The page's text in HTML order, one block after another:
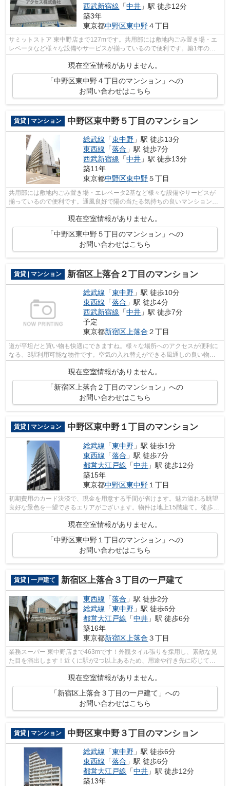
西武新宿線 「中井 」駅 徒歩12分
築3年
東京都中野区東中野４丁目
サミットストア 東中野店まで127mです。共用部には敷地内ごみ置き場・エ
レベータなど様々な設備やサービスが揃っているので便利です。築1年の真
現在空室情報がありません。
「中野区東中野４丁目のマンション」への
お問い合わせはこちら
賃貸 | マンション 中野区東中野５丁目のマンション
総武線 「東中野 」駅 徒歩13分
東西線 「落合 」駅 徒歩7分
西武新宿線 「中井 」駅 徒歩13分
築11年
東京都中野区東中野５丁目
共用部には敷地内ごみ置き場・エレベータ2基など様々な設備やサービスが
揃っているので便利です。通風良好で陽の当たる気持ちの良いマンションを
現在空室情報がありません。
「中野区東中野５丁目のマンション」への
お問い合わせはこちら
賃貸 | マンション 新宿区上落合２丁目のマンション
総武線 「東中野 」駅 徒歩10分
東西線 「落合 」駅 徒歩4分
西武新宿線 「中井 」駅 徒歩7分
予定
東京都新宿区 上落合 ２丁目
道が平坦だと買い物も快適にできますね。様々な場所へのアクセスが便利に
なる、3駅利用可能な物件です。空気の入れ替えができる風通しの良い物件
です。駅から徒歩10分に立地する物件で...
現在空室情報がありません。
「新宿区上落合２丁目のマンション」への
お問い合わせはこちら
賃貸 | マンション 中野区東中野１丁目のマンション
総武線 「東中野 」駅 徒歩1分
東西線 「落合 」駅 徒歩7分
都営大江戸線 「中井 」駅 徒歩12分
築15年
東京都中野区東中野 １丁目
初期費用のカード決済で、現金を用意する手間が省けます。魅力溢れる眺望
良好な景色を一望できるエリアがございます。物件は地上15階建て。徒歩1
現在空室情報がありません。
「中野区東中野１丁目のマンション」への
お問い合わせはこちら
賃貸 | 一戸建て 新宿区上落合３丁目の一戸建て
東西線 「落合 」駅 徒歩2分
総武線 「東中野 」駅 徒歩6分
都営大江戸線 「中井 」駅 徒歩6分
築16年
東京都新宿区 上落合 ３丁目
業務スーパー 東中野店まで463mです！外観タイル張りを採用し、素敵な見
た目を演出します！近くに駅が2つ以上あるため、用途や行き先に応じて駅
現在空室情報がありません。
「新宿区上落合３丁目の一戸建て」への
お問い合わせはこちら
賃貸 | マンション 中野区東中野３丁目のマンション
総武線 「東中野 」駅 徒歩6分
東西線 「落合 」駅 徒歩6分
都営大江戸線 「中井 」駅 徒歩12分
築13年